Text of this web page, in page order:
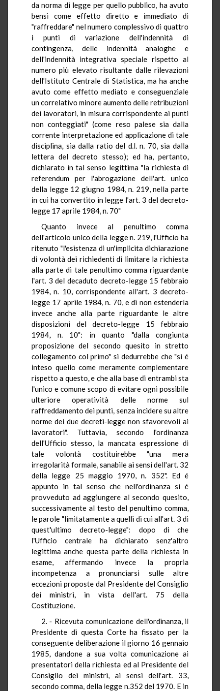
da norma di legge per quello pubblico, ha avuto
bensì come effetto diretto e immediato di
"raffreddare" nel numero complessivo di quattro
i punti di variazione dell'indennità di
contingenza, delle indennità analoghe e
dell'indennità integrativa speciale rispetto al
numero più elevato risultante dalle rilevazioni
dell'Istituto Centrale di Statistica, ma ha anche
avuto come effetto mediato e conseguenziale
un correlativo minore aumento delle retribuzioni
dei lavoratori, in misura corrispondente ai punti
non conteggiati" (come reso palese sia dalla
corrente interpretazione ed applicazione di tale
disciplina, sia dalla ratio del d.l. n. 70, sia dalla
lettera del decreto stesso); ed ha, pertanto,
dichiarato in tal senso legittima "la richiesta di
referendum per l'abrogazione dell'art. unico
della legge 12 giugno 1984, n. 219, nella parte
in cui ha convertito in legge l'art. 3 del decreto-
legge 17 aprile 1984, n. 70"
Quanto invece al penultimo comma
dell'articolo unico della legge n. 219, l'Ufficio ha
ritenuto "l'esistenza di un'implicita dichiarazione
di volontà dei richiedenti di limitare la richiesta
alla parte di tale penultimo comma riguardante
l'art. 3 del decaduto decreto-legge 15 febbraio
1984, n. 10, corrispondente all'art. 3 decreto-
legge 17 aprile 1984, n. 70, e di non estenderla
invece anche alla parte riguardante le altre
disposizioni del decreto-legge 15 febbraio
1984, n. 10": in quanto "dalla congiunta
proposizione del secondo quesito in stretto
collegamento col primo" si dedurrebbe che "si é
inteso quello come meramente complementare
rispetto a questo, e che alla base di entrambi sta
l'unico e comune scopo di evitare ogni possibile
ulteriore operatività delle norme sul
raffreddamento dei punti, senza incidere su altre
norme dei due decreti-legge non sfavorevoli ai
lavoratori". Tuttavia, secondo l'ordinanza
dell'Ufficio stesso, la mancata espressione di
tale volontà costituirebbe "una mera
irregolarità formale, sanabile ai sensi dell'art. 32
della legge 25 maggio 1970, n. 352". Ed é
appunto in tal senso che nell'ordinanza si é
provveduto ad aggiungere al secondo quesito,
successivamente al testo del penultimo comma,
le parole "limitatamente a quelli di cui all'art. 3 di
quest'ultimo decreto-legge": dopo di che
l'Ufficio centrale ha dichiarato senz'altro
legittima anche questa parte della richiesta in
esame, affermando invece la propria
incompetenza a pronunciarsi sulle altre
eccezioni proposte dal Presidente del Consiglio
dei ministri, in vista dell'art. 75 della
Costituzione.
2. - Ricevuta comunicazione dell'ordinanza, il
Presidente di questa Corte ha fissato per la
conseguente deliberazione il giorno 16 gennaio
1985, dandone a sua volta comunicazione ai
presentatori della richiesta ed al Presidente del
Consiglio dei ministri, ai sensi dell'art. 33,
secondo comma, della legge n.352 del 1970. E in